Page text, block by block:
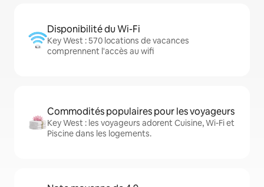
Disponibilité du Wi-Fi
Key West : 570 locations de vacances
comprennent l'accès au wifi
Commodités populaires pour les voyageurs
Key West : les voyageurs adorent Cuisine, Wi-Fi et
Piscine dans les logements.